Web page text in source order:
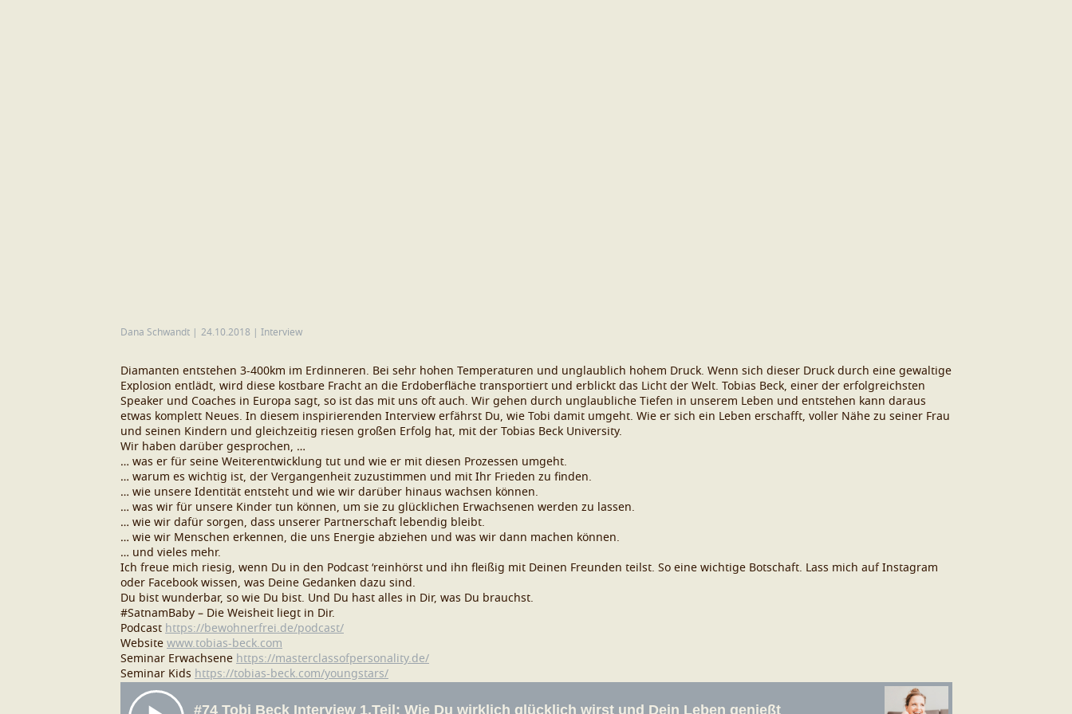
Dana Schwandt 24.10.2018 Interview
Diamanten entstehen 3-400km im Erdinneren. Bei sehr hohen Temperaturen und unglaublich hohem Druck. Wenn sich dieser Druck durch eine gewaltige
Explosion entlädt, wird diese kostbare Fracht an die Erdoberfläche transportiert und erblickt das Licht der Welt. Tobias Beck, einer der erfolgreichsten
Speaker und Coaches in Europa sagt, so ist das mit uns oft auch. Wir gehen durch unglaubliche Tiefen in unserem Leben und entstehen kann daraus
etwas komplett Neues. In diesem inspirierenden Interview erfährst Du, wie Tobi damit umgeht. Wie er sich ein Leben erschafft, voller Nähe zu seiner Frau
und seinen Kindern und gleichzeitig riesen großen Erfolg hat, mit der Tobias Beck University.
Wir haben darüber gesprochen, …
… was er für seine Weiterentwicklung tut und wie er mit diesen Prozessen umgeht.
… warum es wichtig ist, der Vergangenheit zuzustimmen und mit Ihr Frieden zu finden.
… wie unsere Identität entsteht und wie wir darüber hinaus wachsen können.
… was wir für unsere Kinder tun können, um sie zu glücklichen Erwachsenen werden zu lassen.
… wie wir dafür sorgen, dass unserer Partnerschaft lebendig bleibt.
… wie wir Menschen erkennen, die uns Energie abziehen und was wir dann machen können.
… und vieles mehr.
Ich freue mich riesig, wenn Du in den Podcast ‘reinhörst und ihn fleißig mit Deinen Freunden teilst. So eine wichtige Botschaft. Lass mich auf Instagram
oder Facebook wissen, was Deine Gedanken dazu sind.
Du bist wunderbar, so wie Du bist. Und Du hast alles in Dir, was Du brauchst.
#SatnamBaby – Die Weisheit liegt in Dir.
Podcast https://bewohnerfrei.de/podcast/
Website www.tobias-beck.com
Seminar Erwachsene https://masterclassofpersonality.de/
Seminar Kids https://tobias-beck.com/youngstars/